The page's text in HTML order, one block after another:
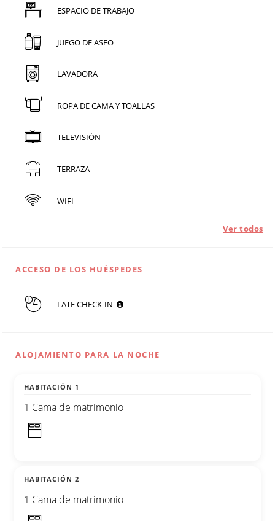
ESPACIO DE TRABAJO
JUEGO DE ASEO
LAVADORA
ROPA DE CAMA Y TOALLAS
TELEVISIÓN
TERRAZA
WIFI
Ver todos
ACCESO DE LOS HUÉSPEDES
LATE CHECK-IN
ALOJAMIENTO PARA LA NOCHE
HABITACIÓN 1
1 Cama de matrimonio
HABITACIÓN 2
1 Cama de matrimonio